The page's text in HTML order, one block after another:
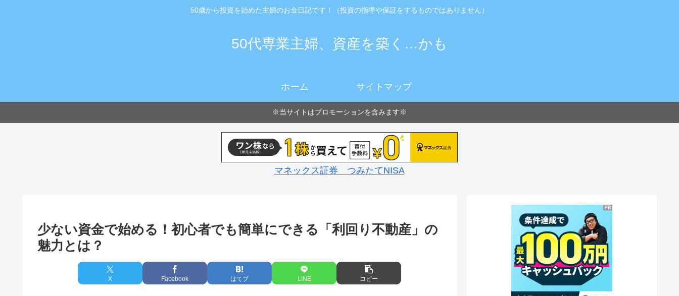
50歳から投資を始めた主婦のお金日記です！（投資の指導や保証をするものではありません）
50代専業主婦、資産を築く…かも
ホーム サイトマップ
※当サイトはプロモーションを含みます※
マネックス証券 つみたてNISA
少ない資金で始める！初心者でも簡単にできる「利回り不動産」の
魅力とは？
X Facebook はてブ LINE コピー